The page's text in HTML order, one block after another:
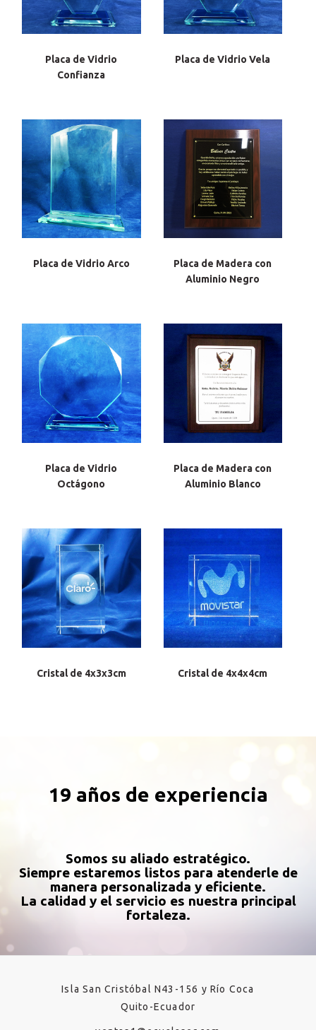
Placa de Vidrio
Confianza
Placa de Vidrio Vela
Placa de Vidrio Arco
Placa de Madera con
Aluminio Negro
Placa de Vidrio
Octágono
Placa de Madera con
Aluminio Blanco
Cristal de 4x3x3cm Cristal de 4x4x4cm
19 años de experiencia
Somos su aliado estratégico.
Siempre estaremos listos para atenderle de
manera personalizada y eficiente.
La calidad y el servicio es nuestra principal
fortaleza.
Isla San Cristóbal N43-156 y Río Coca
Quito-Ecuador